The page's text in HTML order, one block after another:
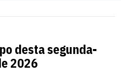
desta segunda-
2026